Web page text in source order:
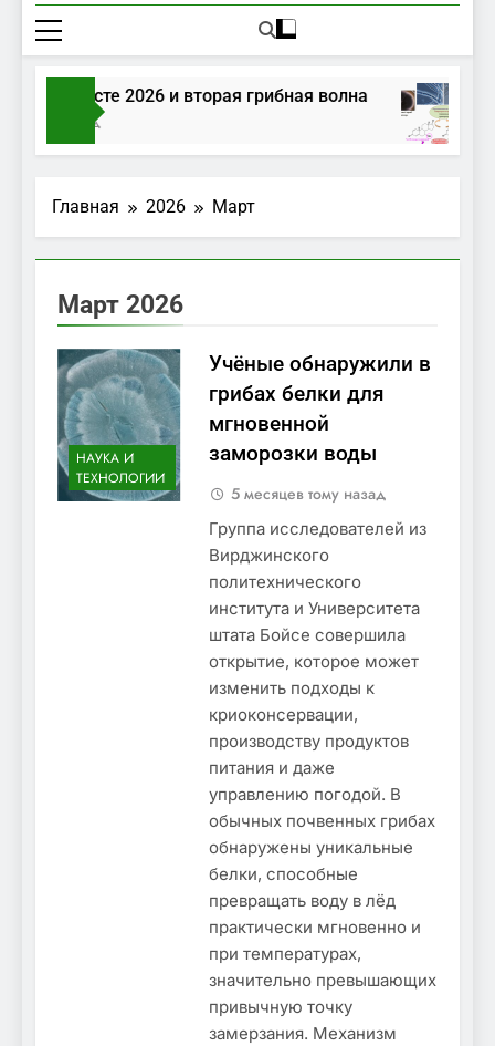
в августе 2026 и вторая грибная волна
Главная 2026 Март
Март 2026
НАУКА И
ТЕХНОЛОГИИ
Учёные обнаружили в
грибах белки для
мгновенной
заморозки воды
5 месяцев тому назад
Группа исследователей из
Вирджинского
политехнического
института и Университета
штата Бойсе совершила
открытие, которое может
изменить подходы к
криоконсервации,
производству продуктов
питания и даже
управлению погодой. В
обычных почвенных грибах
обнаружены уникальные
белки, способные
превращать воду в лёд
практически мгновенно и
при температурах,
значительно превышающих
привычную точку
замерзания. Механизм